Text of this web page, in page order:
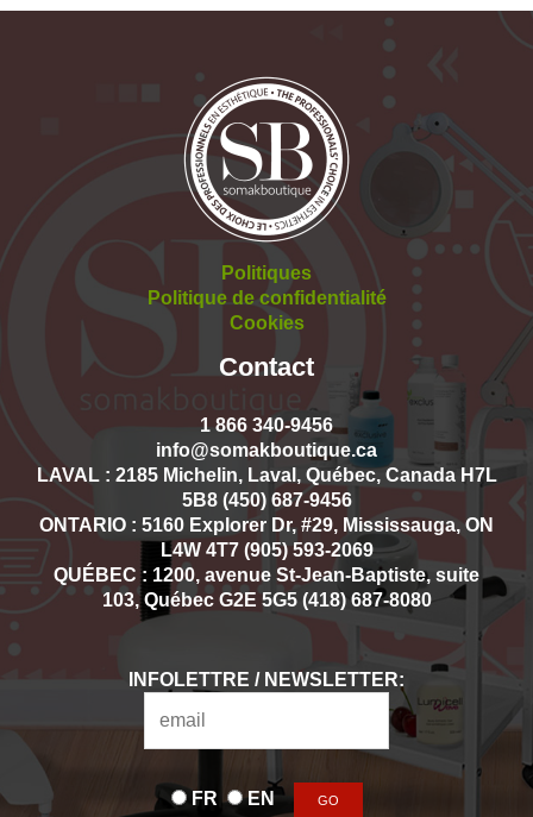
Politiques
Politique de confidentialité
Cookies
Contact
1 866 340-9456
info@somakboutique.ca
LAVAL : 2185 Michelin, Laval, Québec, Canada H7L
5B8 (450) 687-9456
ONTARIO : 5160 Explorer Dr, #29, Mississauga, ON
L4W 4T7 (905) 593-2069
QUÉBEC : 1200, avenue St-Jean-Baptiste, suite
103, Québec G2E 5G5 (418) 687-8080
INFOLETTRE / NEWSLETTER:
FR EN